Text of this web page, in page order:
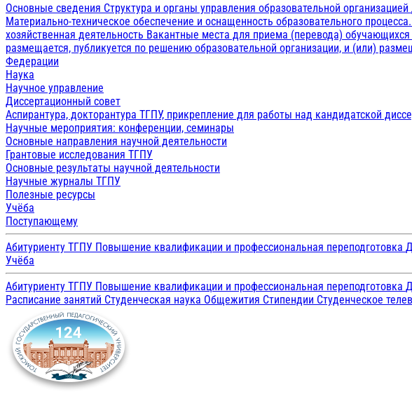
Основные сведения Структура и органы управления образовательной организацией
Материально-техническое обеспечение и оснащенность образовательного
хозяйственная деятельность Вакантные места для приема (перевода) обучающихся
размещается, публикуется по решению образовательной организации, и (или)
Федерации
Наука
Научное управление
Диссертационный совет
Аспирантура, докторантура ТГПУ, прикрепление для работы над кандидатской
Научные мероприятия: конференции, семинары
Основные направления научной деятельности
Грантовые исследования ТГПУ
Основные результаты научной деятельности
Научные журналы ТГПУ
Полезные ресурсы
Учёба
Поступающему
Абитуриенту ТГПУ Повышение квалификации и профессиональная переподготовка
Учёба
Абитуриенту ТГПУ Повышение квалификации и профессиональная переподготовка
Расписание занятий Студенческая наука Общежития Стипендии Студенческое